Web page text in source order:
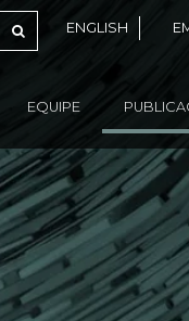
ENGLISH
EQUIPE